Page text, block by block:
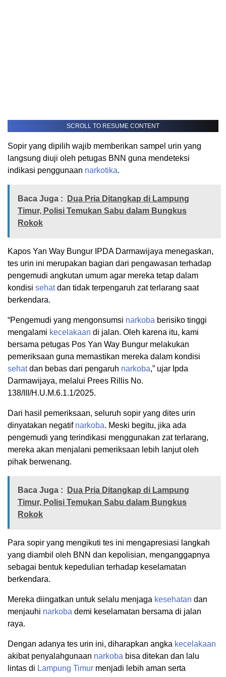
SCROLL TO RESUME CONTENT
Sopir yang dipilih wajib memberikan sampel urin yang
langsung diuji oleh petugas BNN guna mendeteksi
indikasi penggunaan narkotika.
Baca Juga :
Dua Pria Ditangkap di Lampung
Timur, Polisi Temukan Sabu dalam Bungkus
Rokok
Kapos Yan Way Bungur IPDA Darmawijaya menegaskan,
tes urin ini merupakan bagian dari pengawasan terhadap
pengemudi angkutan umum agar mereka tetap dalam
kondisi sehatdan tidak terpengaruh zat terlarang saat
berkendara.
“Pengemudi yang mengonsumsi narkoba berisiko tinggi
mengalami kecelakaan di jalan. Oleh karena itu, kami
bersama petugas Pos Yan Way Bungur melakukan
pemeriksaan guna memastikan mereka dalam kondisi
sehatdan bebas dari pengaruh narkoba,” ujar Ipda
Darmawijaya, melalui Prees Rillis No.
138/III/H.U.M.6.1.1/2025.
Dari hasil pemeriksaan, seluruh sopir yang dites urin
dinyatakan negatif narkoba. Meski begitu, jika ada
pengemudi yang terindikasi menggunakan zat terlarang,
mereka akan menjalani pemeriksaan lebih lanjut oleh
pihak berwenang.
Baca Juga :
Dua Pria Ditangkap di Lampung
Timur, Polisi Temukan Sabu dalam Bungkus
Rokok
Para sopir yang mengikuti tes ini mengapresiasi langkah
yang diambil oleh BNN dan kepolisian, menganggapnya
sebagai bentuk kepedulian terhadap keselamatan
berkendara.
Mereka diingatkan untuk selalu menjaga kesehatan dan
menjauhi narkoba demi keselamatan bersama di jalan
raya.
Dengan adanya tes urin ini, diharapkan angka kecelakaan
akibat penyalahgunaan narkoba bisa ditekan dan lalu
lintas di Lampung Timur menjadi lebih aman serta